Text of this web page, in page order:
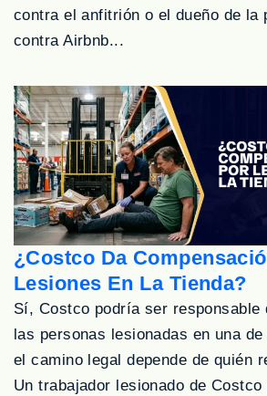
contra el anfitrión o el dueño de la
contra Airbnb...
¿Costco Da
Lesiones En La Tienda?
Sí, Costco podría ser responsable
las personas lesionadas en una
el camino legal depende de quién
Un trabajador lesionado de